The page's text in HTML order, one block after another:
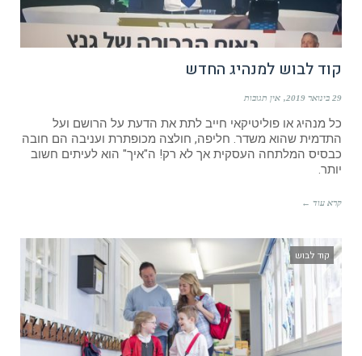
קוד לבוש למנהיג החדש
29 בינואר 2019 אין תגובות
כל מנהיג או פוליטיקאי חייב לתת את הדעת על הרושם ועל
התדמית שהוא משדר. חליפה, חולצה מכופתרת ועניבה הם חובה
כבסיס המלתחה העסקית אך לא רק! ה"איך" הוא לעיתים חשוב
יותר.
קרא עוד ←
קוד לבוש